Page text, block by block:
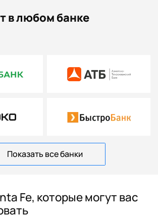
в любом банке
Показать все банки
Fe, которые могут вас